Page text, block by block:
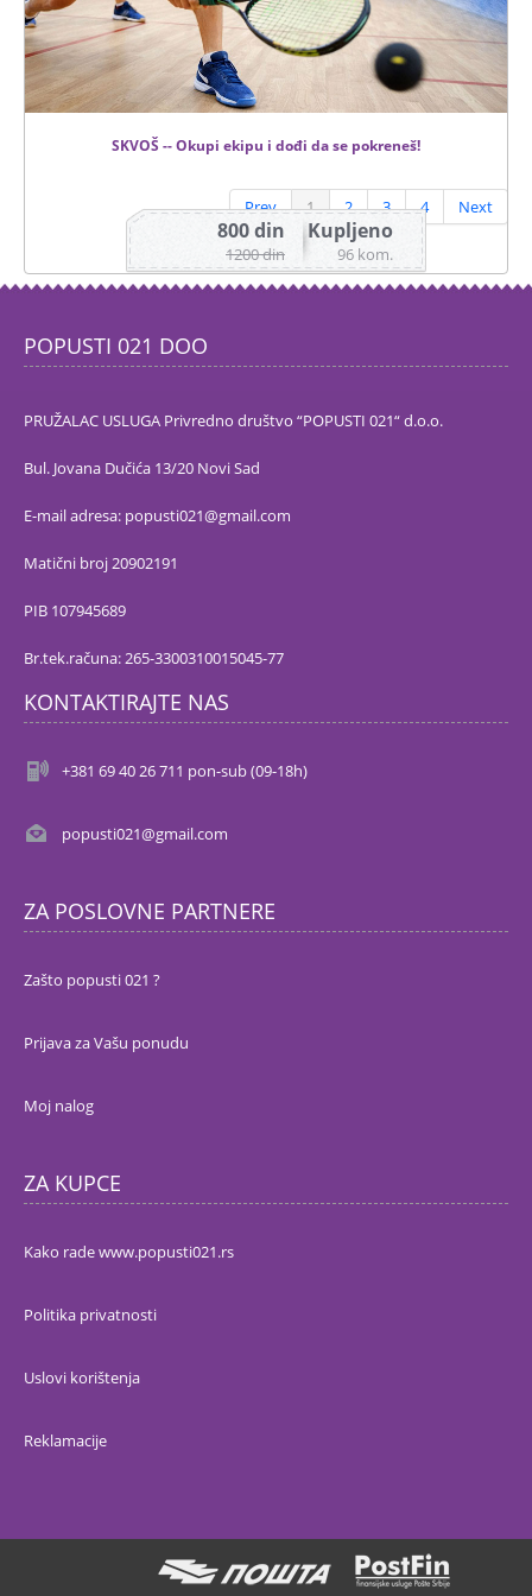
SKVOŠ -- Okupi ekipu i dođi da se pokreneš!
Kupljeno
96 kom.
800 din
1200 din
Prev 1 2 3 4 Next
POPUSTI 021 DOO
PRUŽALAC USLUGA Privredno društvo “POPUSTI 021“ d.o.o.
Bul. Jovana Dučića 13/20 Novi Sad
E-mail adresa: popusti021@gmail.com
Matični broj 20902191
PIB 107945689
Br.tek.računa: 265-3300310015045-77
KONTAKTIRAJTE NAS
+381 69 40 26 711 pon-sub (09-18h)
popusti021@gmail.com
ZA POSLOVNE PARTNERE
Zašto popusti 021 ?
Prijava za Vašu ponudu
Moj nalog
ZA KUPCE
Kako rade www.popusti021.rs
Politika privatnosti
Uslovi korištenja
Reklamacije